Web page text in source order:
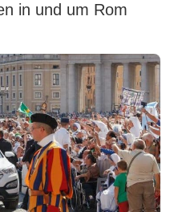
in und um Rom